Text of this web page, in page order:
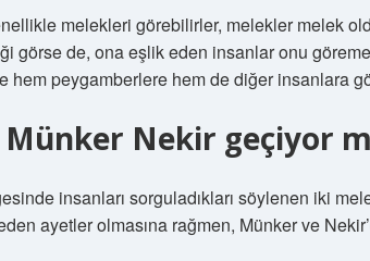
melekleri görebilirler, melekler melek
görse de, ona eşlik eden insanlar onu
hem peygamberlere hem de diğer insanlara
Nekir geçiyor
insanları sorguladıkları söylenen iki
ayetler olmasına rağmen, Münker ve